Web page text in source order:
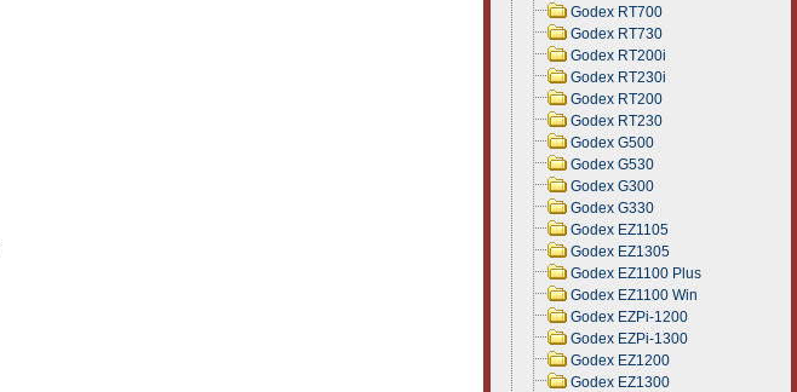
Godex RT700
Godex RT730
Godex RT200i
Godex RT230i
Godex RT200
Godex RT230
Godex G500
Godex G530
Godex G300
Godex G330
Godex EZ1105
Godex EZ1305
Godex EZ1100 Plus
Godex EZ1100 Win
Godex EZPi-1200
Godex EZPi-1300
Godex EZ1200
Godex EZ1300